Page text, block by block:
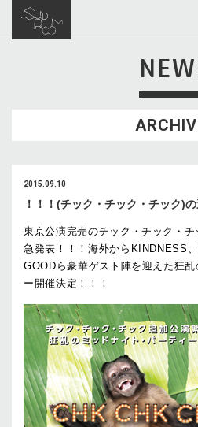
2015.09.10
！！！(チック・チック・チック)
東京公演完売のチック・チック・
急発表！！！海外からKINDNESS
GOODら豪華ゲスト陣を迎えた狂
ー開催決定！！！